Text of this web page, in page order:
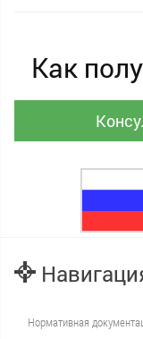
Как
Нормативная